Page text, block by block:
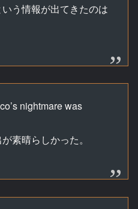
う情報が出てきたのは
nightmare was
素晴らしかった。